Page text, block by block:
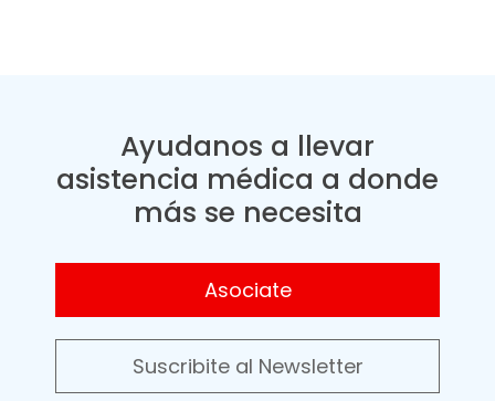
Ayudanos a llevar
asistencia médica a donde
más se necesita
Asociate
Suscribite al Newsletter